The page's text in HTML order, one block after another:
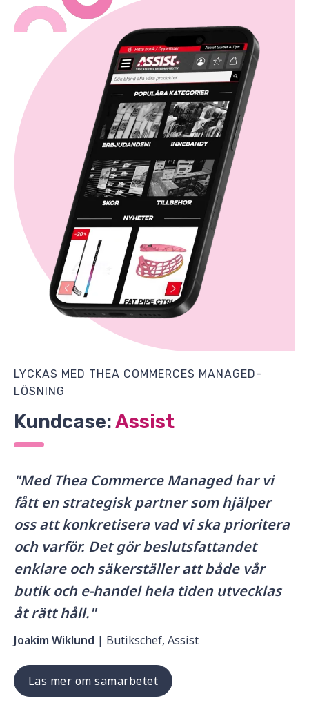
LYCKAS MED THEA COMMERCES MANAGED-
LÖSNING
Kundcase:Assist
"Med Thea Commerce Managed har vi
fått en strategisk partner som hjälper
oss att konkretisera vad vi ska prioritera
och varför. Det gör beslutsfattandet
enklare och säkerställer att både vår
butik och e-handel hela tiden utvecklas
åt rätt håll."
Joakim Wiklund | Butikschef, Assist
Läs mer om samarbetet